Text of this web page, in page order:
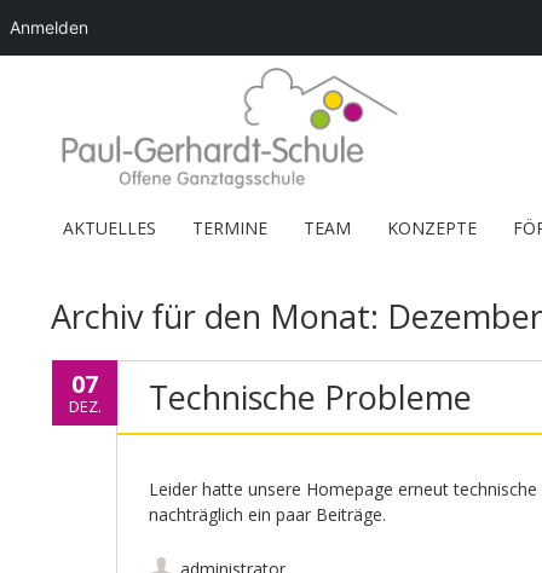
AKTUELLES TERMINE TEAM KONZEPTE
Archiv für den Monat:
07
DEZ. Technische Probleme
Leider hatte unsere Homepage erneut
nachträglich ein paar Beiträge.
Anmelden